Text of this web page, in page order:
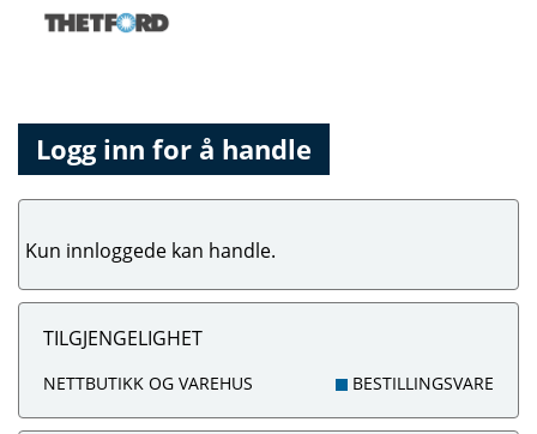
Logg inn for å handle
Kun innloggede kan handle.
TILGJENGELIGHET
NETTBUTIKK OG VAREHUS BESTILLINGSVARE